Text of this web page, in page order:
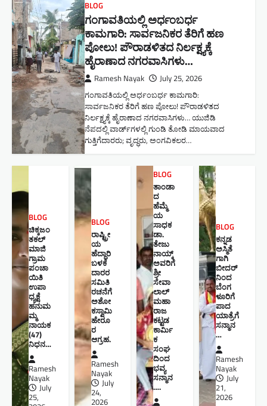
BLOG
ಗಂಗಾವತಿಯಲ್ಲಿ ಅರ್ಧಂಬರ್ಧ
ಕಾಮಗಾರಿ: ಸಾರ್ವಜನಿಕರ ತೆರಿಗೆ ಹಣ
ಪೋಲು! ಪೌರಾಡಳಿತದ ನಿರ್ಲಕ್ಷ್ಯಕ್ಕೆ
ಹೈರಾಣಾದ ನಗರವಾಸಿಗಳು​…
Ramesh Nayak July 25, 2026
ಗಂಗಾವತಿಯಲ್ಲಿ ಅರ್ಧಂಬರ್ಧ ಕಾಮಗಾರಿ:
ಸಾರ್ವಜನಿಕರ ತೆರಿಗೆ ಹಣ ಪೋಲು! ಪೌರಾಡಳಿತದ
ನಿರ್ಲಕ್ಷ್ಯಕ್ಕೆ ಹೈರಾಣಾದ ನಗರವಾಸಿಗಳು​… ಯುಜಿಡಿ
ನೆಪದಲ್ಲಿ ವಾರ್ಡ್‌ಗಳಲ್ಲಿ ಗುಂಡಿ ತೋಡಿ ಮಾಯವಾದ
ಗುತ್ತಿಗೆದಾರರು; ವೃದ್ಧರು, ಅಂಗವಿಕಲರ…
BLOG
ಚಿಕ್ಕಜಂ
ತಕಲ್
ಮಾಜಿ
ಗ್ರಾಮ
ಪಂಚಾ
ಯಿತಿ
ಉಪಾ
ಧ್ಯಕ್ಷೆ
ಹನುಮ
ಮ್ಮ
ನಾಯಕ
(47)
ನಿಧನ…
Ramesh
Nayak
July
25,
BLOG
ರಾಷ್ಟ್ರೀ
ಯ
ಹೆದ್ದಾರಿ
ಬಳಕೆ
ದಾರರ
ಸಮಿತಿ
ರಚನೆಗೆ
ಅಶೋ
ಕಸ್ವಾಮಿ
ಹೇರೂ
ರ
ಆಗ್ರಹ.
Ramesh
Nayak
July
24,
2026
BLOG
ತಾಂಡಾ
ದ
ಹೆಮ್ಮೆ
ಯ
ಸಾಧಕ
ಡಾ.
ತೇಜು
ನಾಯ್ಕ್
ಅವರಿಗೆ
ಶ್ರೀ
ಸೇವಾ
ಲಾಲ್
ಮಹಾ
ರಾಜ
ಕಟ್ಟಡ
ಕಾರ್ಮಿ
ಕ
ಸಂಘ
ದಿಂದ
ಭವ್ಯ
ಸನ್ಮಾನ
….
BLOG
ಕನ್ನಡ
ಅಸ್ಮಿತೆ
ಗಾಗಿ
ಬೀದರ್
ನಿಂದ
ಬೆಂಗ
ಳೂರಿಗೆ
ಪಾದ
ಯಾತ್ರೆಗೆ
ಸನ್ಮಾನ
…
Ramesh
Nayak
July
21,
2026